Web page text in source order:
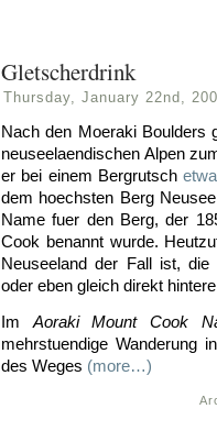
Gletscherdrink
Thursday, January 22nd,
Nach den Moeraki Boulders
neuseelaendischen Alpen
er bei einem Bergrutsch
dem hoechsten Berg
Name fuer den Berg, der
Cook benannt wurde.
Neuseeland der Fall ist,
oder eben gleich direkt
Im Aoraki Mount Cook
mehrstuendige Wanderung
des Weges (more…)